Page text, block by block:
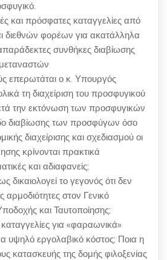
και πρόσφατες καταγγελίες από
διεθνών φορέων για ακατάλληλα
συνθήκες διαβίωσης
επερωτάται ο κ. Υπουργός
τη διαχείριση του προσφυγικού
την εκτόνωση των προσφυγικών
διαβίωσης των προσφύγων όσο
διαχείρισης και σχεδιασμού οι
κρίνονται πρακτικά
και αδιαφανείς;
δικαιολογεί το γεγονός ότι δεν
στον Γενικό
και Ταυτοποίησης;
καταγγελίες για «φαραωνικά»
υψηλό εργολαβικό κόστος; Ποια η
κατασκευής της δομής φιλοξενίας